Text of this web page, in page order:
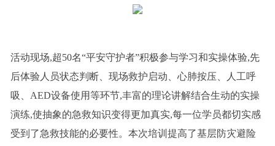
活动现场,超50名“平安守护者”积极参与学习和实操体验,先
后体验人员状态判断、现场救护启动、心肺按压、人工呼
吸、AED设备使用等环节,丰富的理论讲解结合生动的实操
演练,使抽象的急救知识变得更加真实,每一位学员都切实感
受到了急救技能的必要性。本次培训提高了基层防灾避险